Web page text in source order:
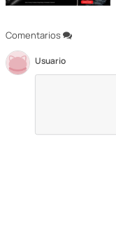
Comentarios
Usuario